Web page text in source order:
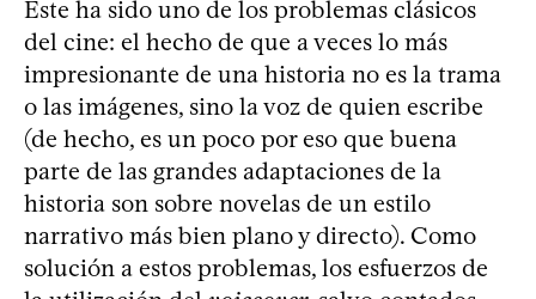
Este ha sido uno de los problemas clásicos
del cine: el hecho de que a veces lo más
impresionante de una historia no es la trama
o las imágenes, sino la voz de quien escribe
(de hecho, es un poco por eso que buena
parte de las grandes adaptaciones de la
historia son sobre novelas de un estilo
narrativo más bien plano y directo). Como
solución a estos problemas, los esfuerzos de